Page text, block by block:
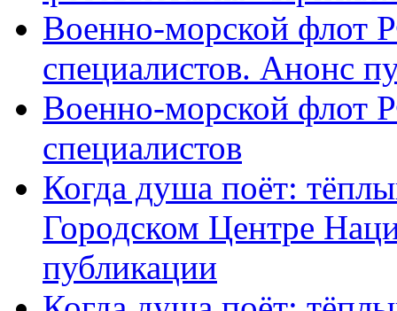
Военно-морской флот
специалистов. Анонс
Военно-морской флот
специалистов
Когда душа поёт:
Городском Центре
публикации